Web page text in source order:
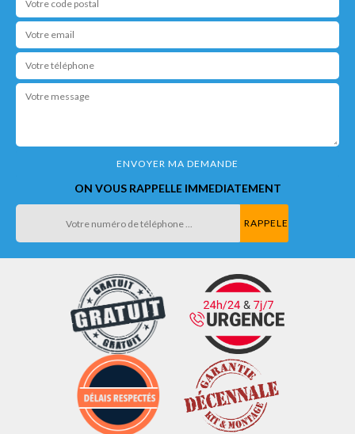
ON VOUS RAPPELLE IMMEDIATEMENT